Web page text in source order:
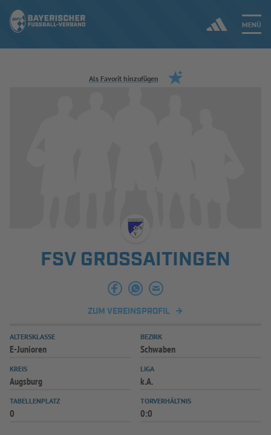
MENÜ
Jetzt einloggen
INFOTHEK SPIELPLUS
Als Favorit hinzufügen
FSV GROSSAITINGEN
ZUM VEREINSPROFIL
ALTERSKLASSE
E-Junioren
BEZIRK
Schwaben
KREIS
Augsburg
LIGA
k.A.
TABELLENPLATZ
0
TORVERHÄLTNIS
0:0